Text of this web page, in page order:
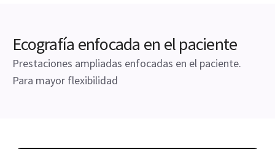
Ecografía enfocada en el paciente
Prestaciones ampliadas enfocadas en el paciente.
Para mayor flexibilidad